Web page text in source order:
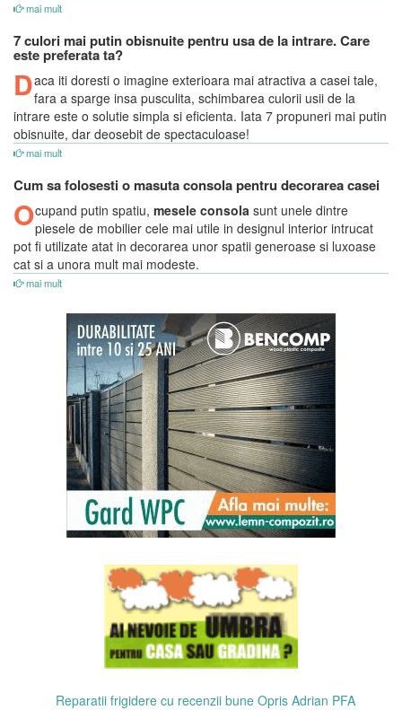
mai mult
7 culori mai putin obisnuite pentru usa de la intrare. Care
este preferata ta?
Daca iti doresti o imagine exterioara mai atractiva a casei tale,
fara a sparge insa pusculita, schimbarea culorii usii de la
intrare este o solutie simpla si eficienta. Iata 7 propuneri mai putin
obisnuite, dar deosebit de spectaculoase!
mai mult
Cum sa folosesti o masuta consola pentru decorarea casei
Ocupand putin spatiu, mesele consola sunt unele dintre
piesele de mobilier cele mai utile in designul interior intrucat
pot fi utilizate atat in decorarea unor spatii generoase si luxoase
cat si a unora mult mai modeste.
mai mult
Reparatii frigidere cu recenzii bune Opris Adrian PFA